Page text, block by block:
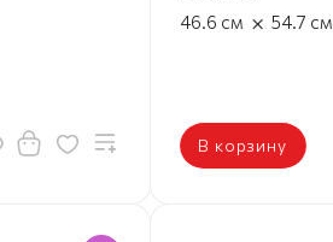
46.6 см × 54.7 см
В корзину